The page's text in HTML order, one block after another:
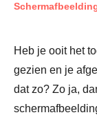
Heb je ooit het
gezien en je
dat zo? Zo ja,